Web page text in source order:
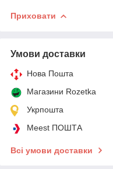
Приховати
Умови доставки
Нова Пошта
Магазини Rozetka
Укрпошта
Meest ПОШТА
Всі умови доставки